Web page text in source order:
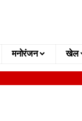
मनोरंजन खेल